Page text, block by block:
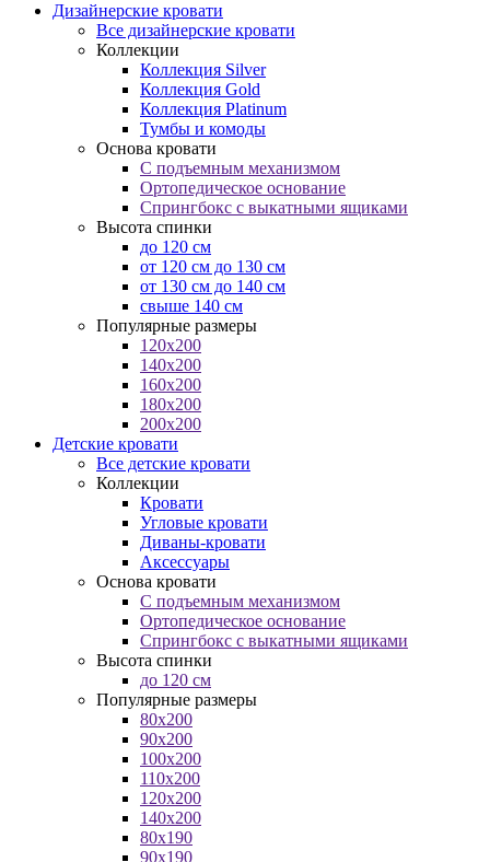
Дизайнерские кровати
Все дизайнерские кровати
Коллекции
Коллекция Silver
Коллекция Gold
Коллекция Platinum
Тумбы и комоды
Основа кровати
С подъемным механизмом
Ортопедическое основание
Спрингбокс с выкатными ящиками
Высота спинки
до 120 см
от 120 см до 130 см
от 130 см до 140 см
свыше 140 см
Популярные размеры
120x200
140x200
160x200
180x200
200x200
Детские кровати
Все детские кровати
Коллекции
Кровати
Угловые кровати
Диваны-кровати
Аксессуары
Основа кровати
С подъемным механизмом
Ортопедическое основание
Спрингбокс с выкатными ящиками
Высота спинки
до 120 см
Популярные размеры
80x200
90x200
100x200
110x200
120x200
140x200
80x190
90x190